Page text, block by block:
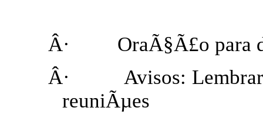
Â·
OraÃ§Ã£o para
Â·
Avisos:
reuniÃµes